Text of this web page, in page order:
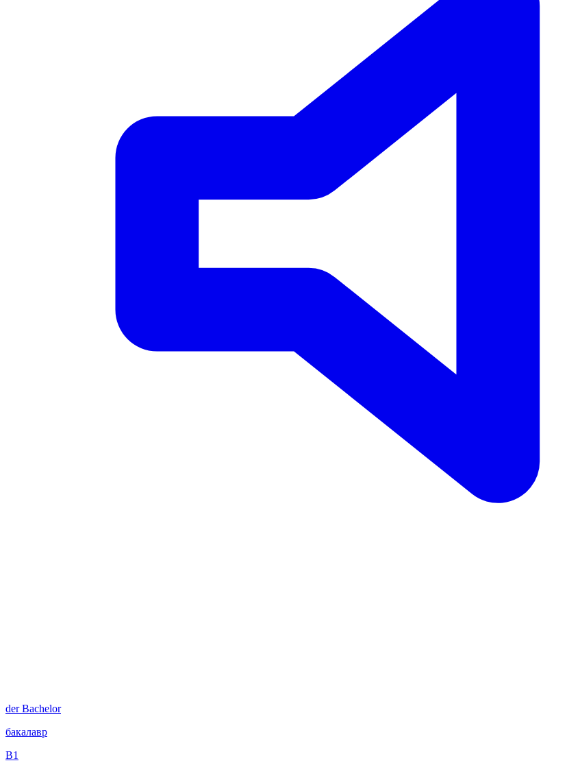
derBachelor
бакалавр
B1